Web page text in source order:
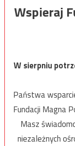
Wspieraj
W sierpniu
Państwa
Fundacji Magna
Masz
niezależnych